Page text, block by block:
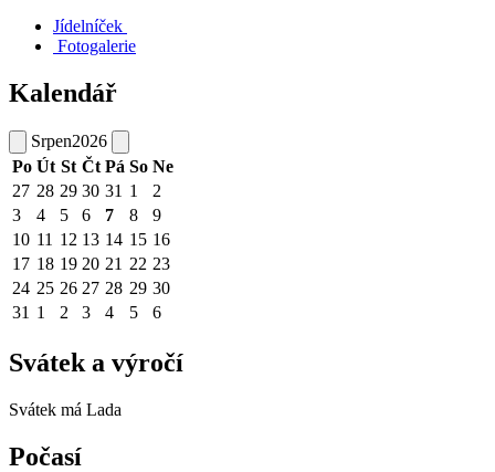
Jídelníček
Fotogalerie
Kalendář
Srpen2026
Po Út St Čt Pá So Ne
27 28 29 30 31 1
2
3
4 5 6 7 8
9
10 11 12 13 14 15 16
17 18 19 20 21 22 23
24 25 26 27 28 29 30
31 1 2 3 4 5 6
Svátek a výročí
Svátek má Lada
Počasí